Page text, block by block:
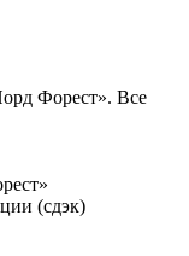
Форест». Все
(сдэк)